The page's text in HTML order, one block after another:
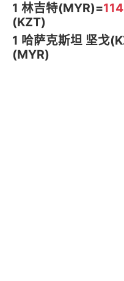
1 林吉特(MYR)=
(KZT)
1 哈萨克斯坦 坚戈
(MYR)